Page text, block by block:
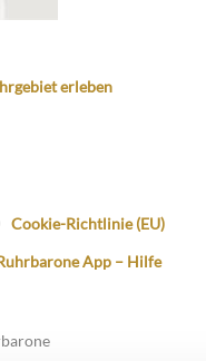
erleben
Cookie-Richtlinie (EU)
App – Hilfe